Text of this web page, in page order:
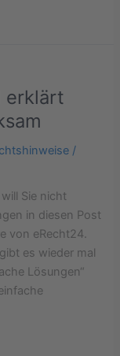
erklärt
/
Sie nicht
in diesen Post
von eRecht24.
es wieder mal
Lösungen“